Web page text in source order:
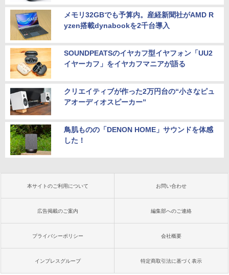
メモリ32GBでも予算内。産経新聞社がAMD R
yzen搭載dynabookを2千台導入
SOUNDPEATSのイヤカフ型イヤフォン「UU2
イヤーカフ」をイヤカフマニアが語る
クリエイティブが作った2万円台の“小さなピュ
アオーディオスピーカー”
鳥肌ものの「DENON HOME」サウンドを体感
した！
本サイトのご利用について お問い合わせ
広告掲載のご案内 編集部へのご連絡
プライバシーポリシー 会社概要
インプレスグループ 特定商取引法に基づく表示